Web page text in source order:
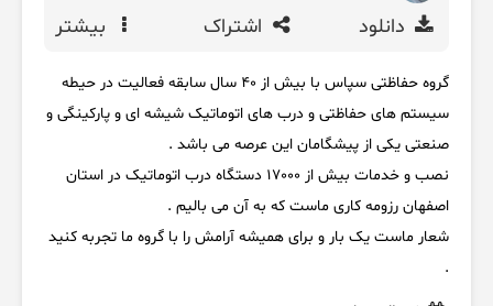
دانلود اشتراک بیشتر
گروه حفاظتی سپاس با بیش از 40 سال سابقه فعالیت در حیطه
سیستم های حفاظتی و درب های اتوماتیک شیشه ای و پارکینگی و
صنعتی یکی از پیشگامان این عرصه می باشد .
نصب و خدمات بیش از 17000 دستگاه درب اتوماتیک در استان
اصفهان رزومه کاری ماست که به آن می بالیم .
شعار ماست یک بار و برای همیشه آرامش را با گروه ما تجربه کنید
.